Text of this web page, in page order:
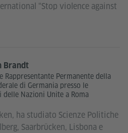
“Stop violence against
Brandt
Rappresentante Permanente della
di Germania presso le
delle Nazioni Unite a Roma
ha studiato Scienze Politiche
Saarbrücken, Lisbona e